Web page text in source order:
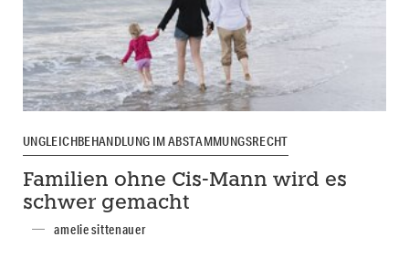
UNGLEICHBEHANDLUNG IM ABSTAMMUNGSRECHT
Familien ohne Cis-Mann wird es
schwer gemacht
amelie sittenauer